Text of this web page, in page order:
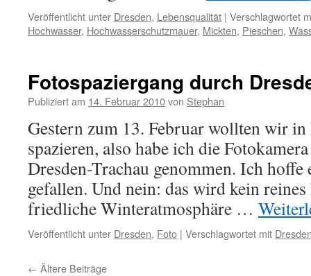
Veröffentlicht unter Dresden, Lebensqualität | Verschlagwortet
Hochwasser, Hochwasserschutzmauer, Mickten, Pieschen,
Fotospaziergang durch
Publiziert am 14. Februar 2010von Stephan
Gestern zum 13. Februar wollten wir in
spazieren, also habe ich die
Dresden-Trachau genommen. Ich hoffe
gefallen. Und nein: das wird kein
friedliche Winteratmosphäre …
Veröffentlicht unter Dresden, Foto | Verschlagwortet mit
← Ältere Beiträge